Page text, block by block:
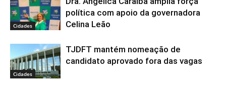
Cidades
política com apoio da governadora
Celina Leão
Cidades
TJDFT mantém nomeação de
candidato aprovado fora das vagas